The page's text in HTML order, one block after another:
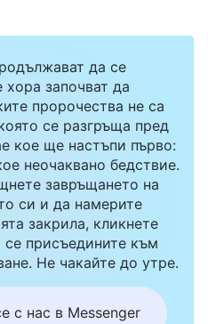
да се
хора започват да
пророчества не са
се разгръща пред
кое ще настъпи първо:
неочаквано бедствие.
завръщането на
си и да намерите
закрила, кликнете
се присъедините към
Не чакайте до утре.
с нас в Messenger